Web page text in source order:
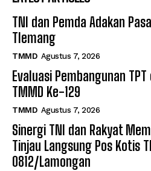
TNI dan Pemda Adakan
Tlemang
TMMD Agustus 7, 2026
Evaluasi Pembangunan
TMMD Ke-129
TMMD Agustus 7, 2026
Sinergi TNI dan Rakyat
Tinjau Langsung Pos Kotis
0812/Lamongan